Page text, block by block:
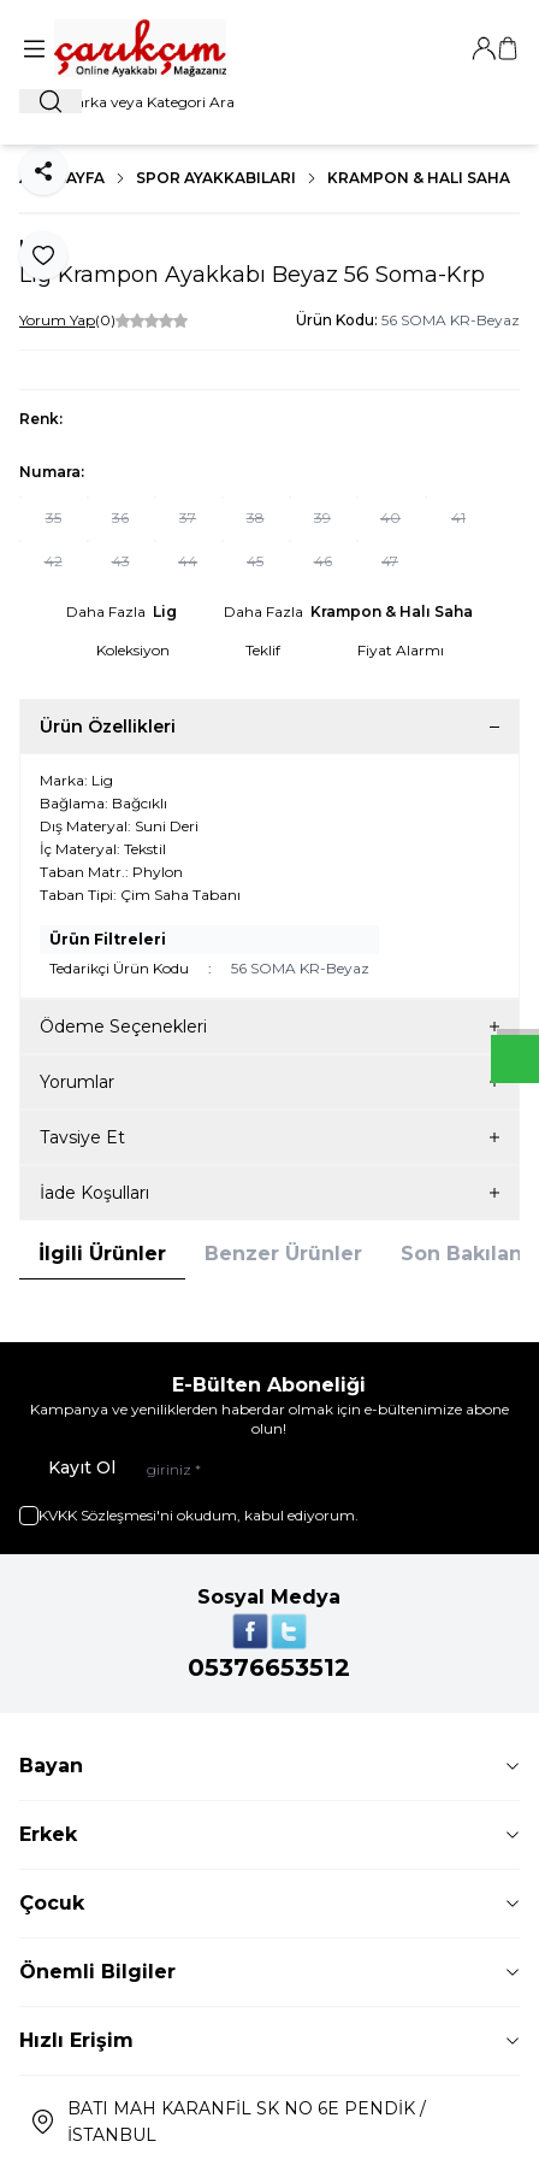
Ara
Giriş
ANA SAYFA SPOR AYAKKABILARI KRAMPON & HALI SAHA
Favoriye Ekle
Paylaş
Lig
Lig Krampon Ayakkabı Beyaz 56 Soma-Krp
Yorum Yap(0) Ürün Kodu: 56 SOMA KR-Beyaz
Renk:
Numara:
35 36 37 38 39 40 41
42 43 44 45 46 47
Daha Fazla Lig Daha Fazla Krampon & Halı Saha
Koleksiyon Teklif Fiyat Alarmı
Ürün Özellikleri
Marka: Lig
Bağlama: Bağcıklı
Dış Materyal: Suni Deri
İç Materyal: Tekstil
Taban Matr.: Phylon
Taban Tipi: Çim Saha Tabanı
Ürün Filtreleri
Tedarikçi Ürün Kodu
: 56 SOMA KR-Beyaz
Ödeme Seçenekleri
Yorumlar
Tavsiye Et
İade Koşulları
İlgili Ürünler Benzer Ürünler Son
E-Bülten Aboneliği
Kampanya ve yeniliklerden haberdar olmak için e-bültenimize abone
olun!
Kayıt Ol
KVKK Sözleşmesi'ni okudum, kabul ediyorum.
Sosyal Medya
05376653512
Bayan
Erkek
Çocuk
Önemli Bilgiler
Hızlı Erişim
BATI MAH KARANFİL SK NO 6E PENDİK /
İSTANBUL